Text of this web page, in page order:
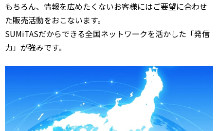
もちろん、情報を広めたくないお客様にはご要望に合わせ
た販売活動をおこないます。
SUMiTASだからできる全国ネットワークを活かした「発信
力」が強みです。